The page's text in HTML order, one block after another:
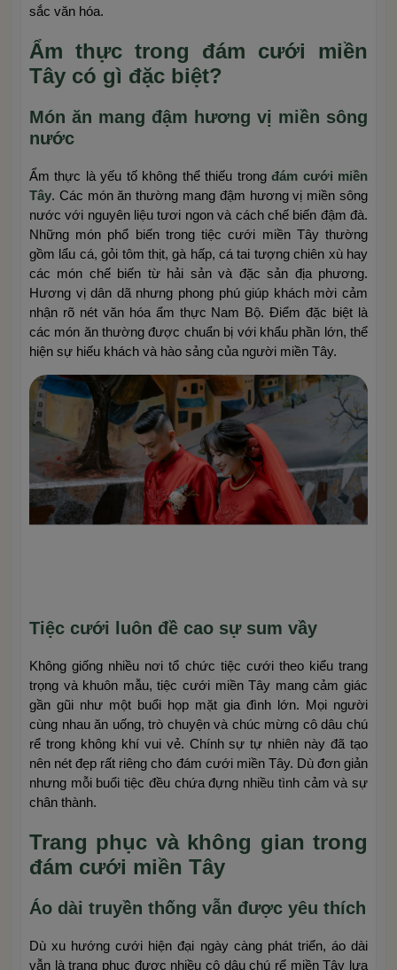
sắc văn hóa.
Ẩm thực trong đám cưới miền
Tây có gì đặc biệt?
Món ăn mang đậm hương vị miền sông
nước
Ẩm thực là yếu tố không thể thiếu trongđám cưới miền
Tây. Các món ăn thường mang đậm hương vị miền sông
nước với nguyên liệu tươi ngon và cách chế biến đậm đà.
Những món phổ biến trong tiệc cưới miền Tây thường
gồm lẩu cá, gỏi tôm thịt, gà hấp, cá tai tượng chiên xù hay
các món chế biến từ hải sản và đặc sản địa phương.
Hương vị dân dã nhưng phong phú giúp khách mời cảm
nhận rõ nét văn hóa ẩm thực Nam Bộ. Điểm đặc biệt là
các món ăn thường được chuẩn bị với khẩu phần lớn, thể
hiện sự hiếu khách và hào sảng của người miền Tây.
Tiệc cưới luôn đề cao sự sum vầy
Không giống nhiều nơi tổ chức tiệc cưới theo kiểu trang
trọng và khuôn mẫu, tiệc cưới miền Tây mang cảm giác
gần gũi như một buổi họp mặt gia đình lớn. Mọi người
cùng nhau ăn uống, trò chuyện và chúc mừng cô dâu chú
rể trong không khí vui vẻ. Chính sự tự nhiên này đã tạo
nên nét đẹp rất riêng cho đám cưới miền Tây. Dù đơn giản
nhưng mỗi buổi tiệc đều chứa đựng nhiều tình cảm và sự
chân thành.
Trang phục và không gian trong
đám cưới miền Tây
Áo dài truyền thống vẫn được yêu thích
Dù xu hướng cưới hiện đại ngày càng phát triển, áo dài
vẫn là trang phục được nhiều cô dâu chú rể miền Tây lựa